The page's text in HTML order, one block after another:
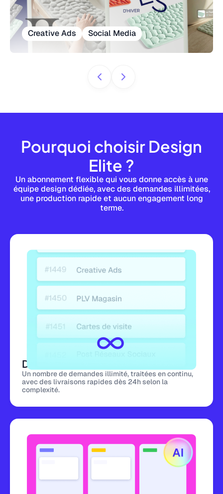
Creative Ads Social Media
Pourquoi choisir Design
Elite ?
Un abonnement flexible qui vous donne accès à une
équipe design dédiée, avec des demandes illimitées,
une production rapide et aucun engagement long
terme.
Demandes illimitées
Un nombre de demandes illimité, traitées en continu,
avec des livraisons rapides dès 24h selon la
complexité.